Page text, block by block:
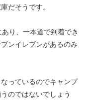
だそうです。
り、一本道で到着でき
ンイレブンがあるのみ
っているのでキャンプ
のではないでしょう